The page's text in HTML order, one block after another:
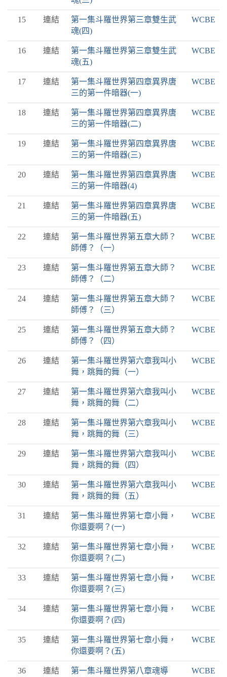
15 連結
第一集斗羅世界第三章雙生武
魂(四)
WCBE
16 連結
第一集斗羅世界第三章雙生武
魂(五)
WCBE
17 連結
第一集斗羅世界第四章異界唐
三的第一件暗器(一)
WCBE
18 連結
第一集斗羅世界第四章異界唐
三的第一件暗器(二)
WCBE
19 連結
第一集斗羅世界第四章異界唐
三的第一件暗器(三)
WCBE
20 連結
第一集斗羅世界第四章異界唐
三的第一件暗器(4)
WCBE
21 連結
第一集斗羅世界第四章異界唐
三的第一件暗器(五)
WCBE
22 連結
第一集斗羅世界第五章大師？
師傅？（一）
WCBE
23 連結
第一集斗羅世界第五章大師？
師傅？（二）
WCBE
24 連結
第一集斗羅世界第五章大師？
師傅？（三）
WCBE
25 連結
第一集斗羅世界第五章大師？
師傅？（四）
WCBE
26 連結
第一集斗羅世界第六章我叫小
舞，跳舞的舞（一）
WCBE
27 連結
第一集斗羅世界第六章我叫小
舞，跳舞的舞（二）
WCBE
28 連結
第一集斗羅世界第六章我叫小
舞，跳舞的舞（三）
WCBE
29 連結
第一集斗羅世界第六章我叫小
舞，跳舞的舞（四）
WCBE
30 連結
第一集斗羅世界第六章我叫小
舞，跳舞的舞（五）
WCBE
31 連結
第一集斗羅世界第七章小舞，
你還要啊？(一)
WCBE
32 連結
第一集斗羅世界第七章小舞，
你還要啊？(二)
WCBE
33 連結
第一集斗羅世界第七章小舞，
你還要啊？(三)
WCBE
34 連結
第一集斗羅世界第七章小舞，
你還要啊？(四)
WCBE
35 連結
第一集斗羅世界第七章小舞，
你還要啊？(五)
WCBE
36 連結 第一集斗羅世界第八章魂導 WCBE